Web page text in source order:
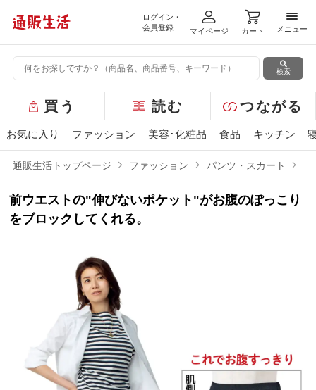
ログイン・
会員登録
マイページ カート
メニ
メニュー
検索
ー
バ
ー
買う 読む つながる
お気に入り ファッション 美容･化粧品 食品 キッチン
通販生活トップページ ファッション パンツ・スカート
前ウエストの"伸びないポケット"がお腹のぽっこり
をブロックしてくれる。